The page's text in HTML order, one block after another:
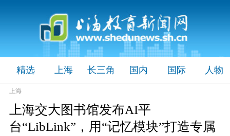
精选 上海 长三角 国内 国际 人物
上海
上海交大图书馆发布AI平
台“LibLink”，用“记忆模块”打造专属